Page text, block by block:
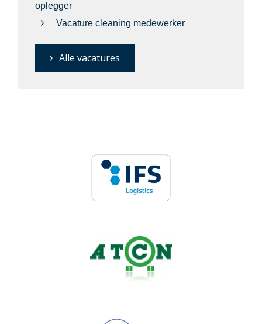
oplegger
Vacature cleaning medewerker
Alle vacatures